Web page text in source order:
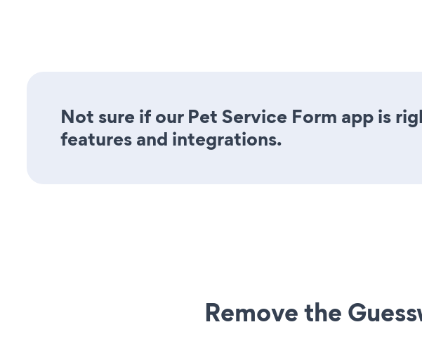
Not sure if our Pet Service Form app is
features and integrations.
Remove the